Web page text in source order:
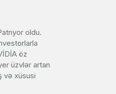
oldu.
öz
üzvlər artan
və xüsusi